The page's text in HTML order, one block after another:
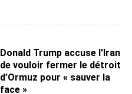
Donald Trump accuse l’Iran
de vouloir fermer le détroit
d’Ormuz pour « sauver la
face »